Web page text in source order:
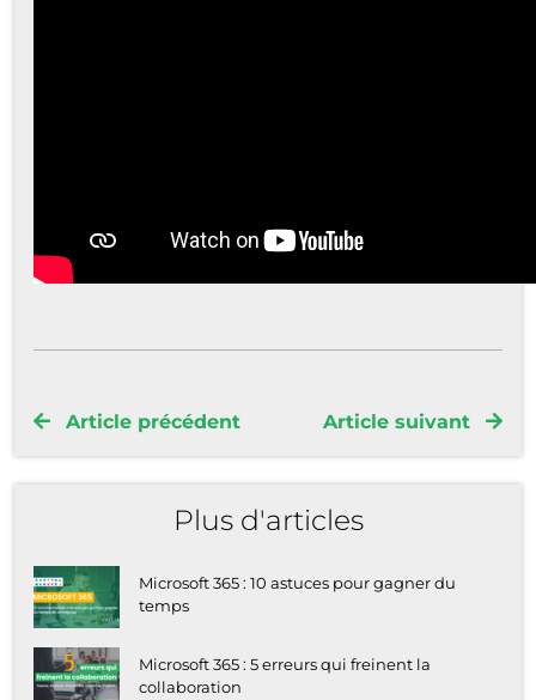
Article précédent Article suivant
Plus d'articles
Microsoft 365 : 10 astuces pour gagner du
temps
Microsoft 365 : 5 erreurs qui freinent la
collaboration